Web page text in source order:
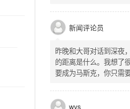
件事。
在武汉机场没有睡觉，
Trading 趋势交易系统增
入资金的细分的责任规
投入资金是每个策略单
到家之后，我也在为博
易系统理念落实到代码
新闻评论员
昨晚和大哥对话到深夜
的距离是什么。我想了